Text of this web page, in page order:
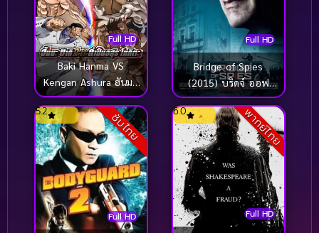
Full HD
Baki Hanma VS
Kengan Ashura ฮันมะ
บากิ ปะทะ กำปั้นอสูร
โทคะตะ (2024)
Full HD
Bridge of Spies
(2015) บริดจ์ ออฟ
สปายส์ จารชนเจรจา
ทมิฬ
ซับไทย
Full HD
5.2 พากย์ไทย
Full HD
6.0